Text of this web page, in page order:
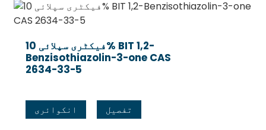
فیکٹری سپلائی 10% BIT 1,2-
Benzisothiazolin-3-one CAS
2634-33-5
انکوائری تفصیل